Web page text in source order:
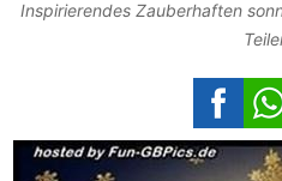
Inspirierendes Zauberhaften